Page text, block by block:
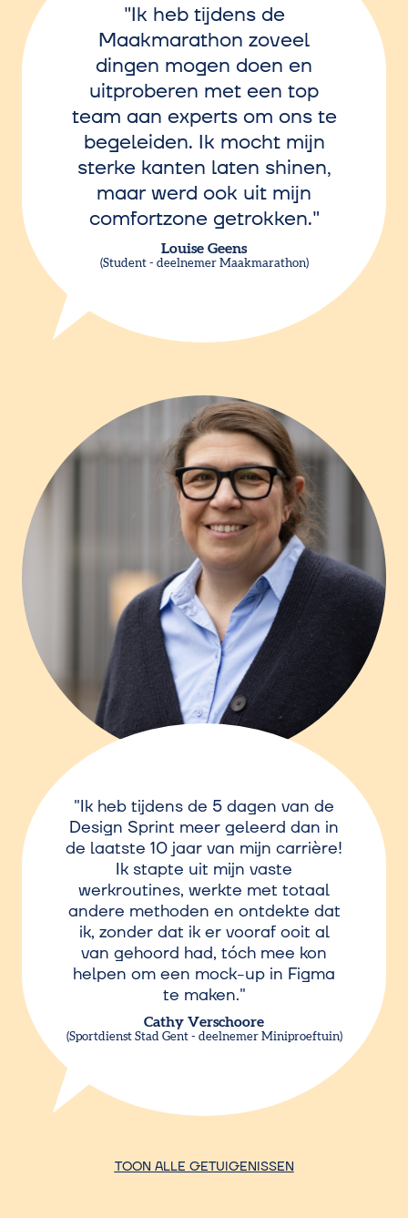
Ik heb tijdens de
Maakmarathon zoveel
dingen mogen doen en
uitproberen met een top
team aan experts om ons te
begeleiden. Ik mocht mijn
sterke kanten laten shinen,
maar werd ook uit mijn
comfortzone getrokken.
Louise Geens
Student - deelnemer Maakmarathon
Ik heb tijdens de 5 dagen van de
Design Sprint meer geleerd dan in
de laatste 10 jaar van mijn carrière!
Ik stapte uit mijn vaste
werkroutines, werkte met totaal
andere methoden en ontdekte dat
ik, zonder dat ik er vooraf ooit al
van gehoord had, tóch mee kon
helpen om een mock-up in Figma
te maken.
Cathy Verschoore
Sportdienst Stad Gent - deelnemer Miniproeftuin
TOON ALLE GETUIGENISSEN